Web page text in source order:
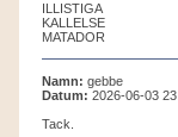
ILLISTIGA
KALLELSE
MATADOR
Namn: gebbe
Datum: 2026-06-03
Tack.